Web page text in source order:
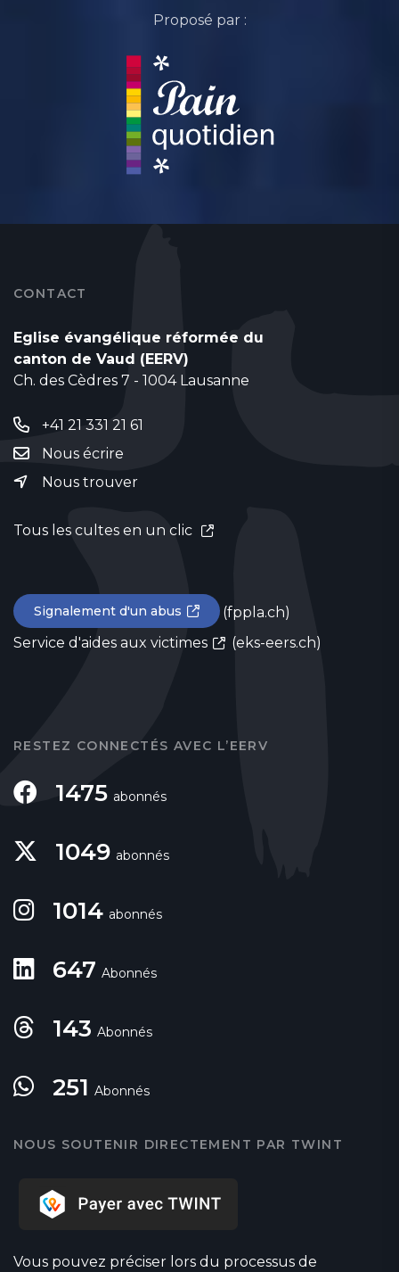
Proposé par :
CONTACT
Eglise évangélique réformée du
canton de Vaud (EERV)
Ch. des Cèdres 7 - 1004 Lausanne
+41 21 331 21 61
Nous écrire
Nous trouver
Tous les cultes en un clic
Signalement d'un abus
(fppla.ch)
Service d'aides aux victimes
(eks-eers.ch)
RESTEZ CONNECTÉS AVEC L’EERV
1475 abonnés
1049 abonnés
1014 abonnés
647 Abonnés
143 Abonnés
251 Abonnés
NOUS SOUTENIR DIRECTEMENT PAR TWINT
Vous pouvez préciser lors du processus de